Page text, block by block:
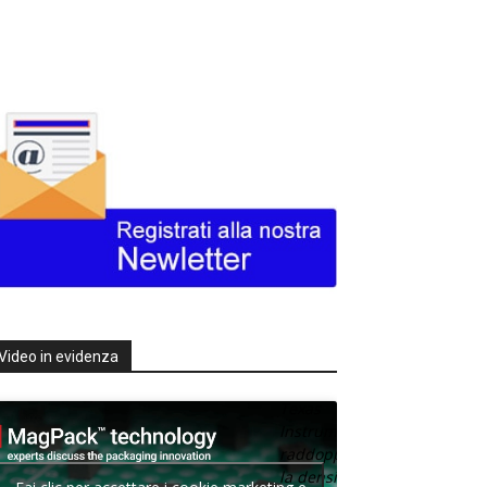
in evidenza
Texas
raddoppia
la densità